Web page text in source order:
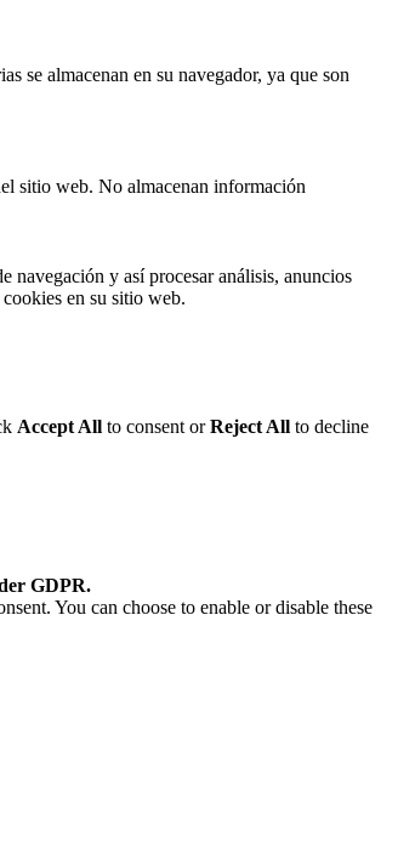
se almacenan en su navegador, ya que son
sitio web. No almacenan información
navegación y así procesar análisis, anuncios
en su sitio web.
Accept All to consent orReject All to decline
GDPR.
You can choose to enable or disable these